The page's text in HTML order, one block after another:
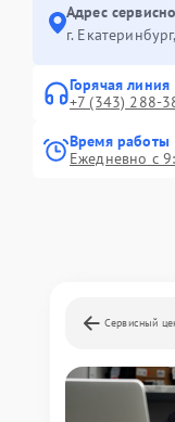
Адрес
г.
Горячая линия
+7 (343) 288-
Время работы
Ежедневно с
Сервисный